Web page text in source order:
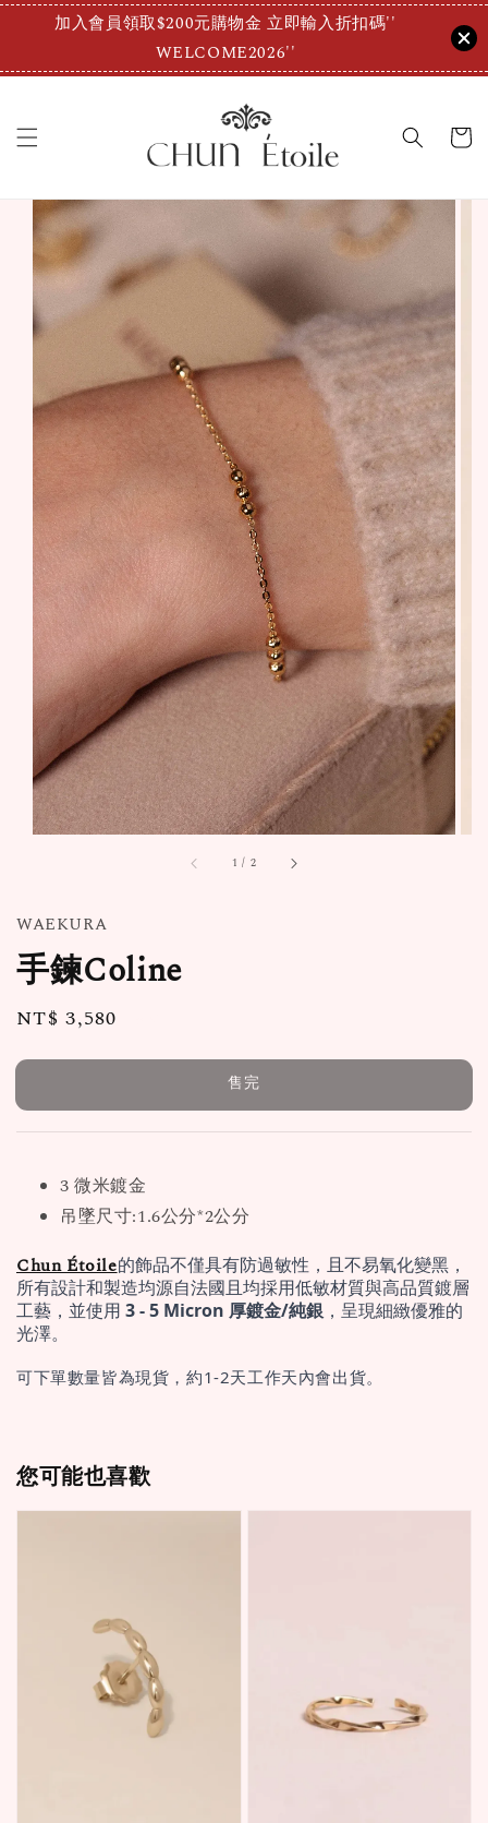
加入會員領取$200元購物金 立即輸入折扣碼''
WELCOME2026''
1 / 2
WAEKURA
手鍊Coline
Regular
NT$ 3,580
售完
3 微米鍍金
吊墜尺寸:1.6公分*2公分
Chun Étoile的飾品不僅具有防過敏性，且不易氧化變黑，
所有設計和製造均源自法國且均採用低敏材質與高品質鍍層
工藝，並使用 3 - 5 Micron 厚鍍金/純銀 ，呈現細緻優雅的
光澤。
可下單數量皆為現貨，約1-2天工作天內會出貨。
您可能也喜歡